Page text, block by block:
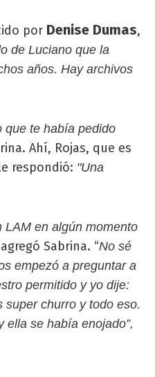
por Denise Dumas,
de Luciano que la
años. Hay archivos
que te había pedido
Ahí, Rojas, que es
respondió: "Una
LAM en algún momento
agregó Sabrina. “No sé
empezó a preguntar a
permitido y yo dije:
super churro y todo eso.
ella se había enojado”,